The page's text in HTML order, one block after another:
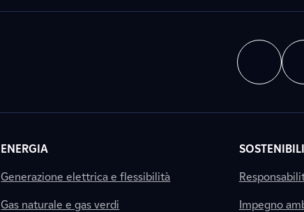
ENERGIA
Generazione elettrica e flessibilità
Gas naturale e gas verdi Impegno